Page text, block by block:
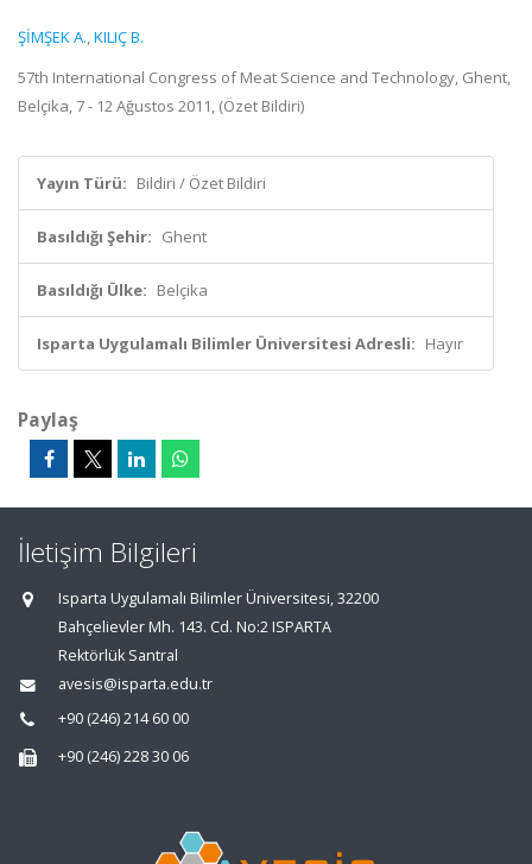
ŞİMŞEK A.,KILIÇ B.
57th International Congress of Meat Science and Technology, Ghent,
Belçika, 7 - 12 Ağustos 2011, (Özet Bildiri)
Yayın Türü: Bildiri / Özet Bildiri
Basıldığı Şehir: Ghent
Basıldığı Ülke: Belçika
Isparta Uygulamalı Bilimler Üniversitesi Adresli: Hayır
Paylaş
İletişim Bilgileri
Isparta Uygulamalı Bilimler Üniversitesi, 32200
Bahçelievler Mh. 143. Cd. No:2 ISPARTA
Rektörlük Santral
avesis@isparta.edu.tr
+90 (246) 214 60 00
+90 (246) 228 30 06